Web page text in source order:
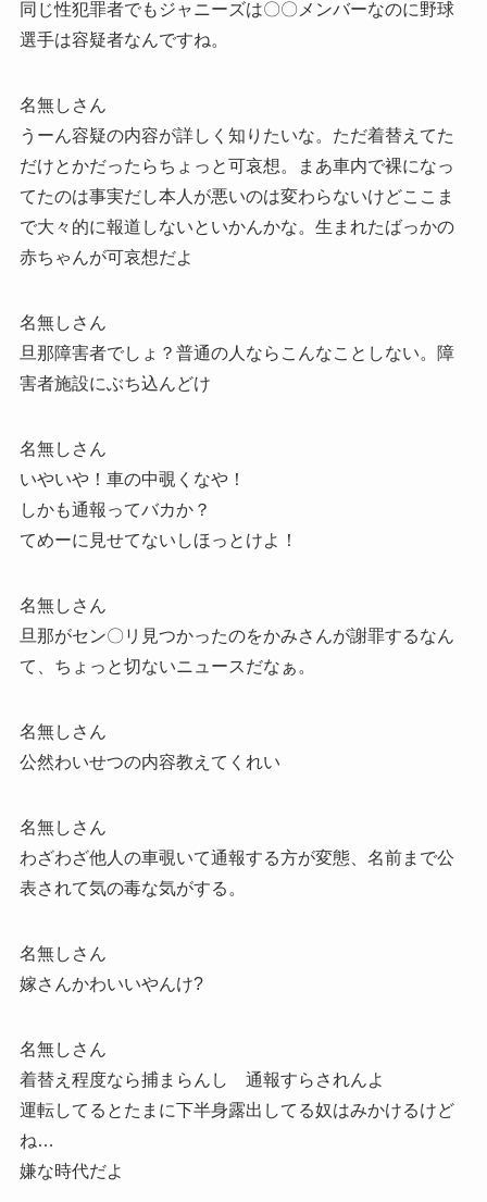
同じ性犯罪者でもジャニーズは〇〇メンバーなのに野球
選手は容疑者なんですね。
名無しさん
うーん容疑の内容が詳しく知りたいな。ただ着替えてた
だけとかだったらちょっと可哀想。まあ車内で裸になっ
てたのは事実だし本人が悪いのは変わらないけどここま
で大々的に報道しないといかんかな。生まれたばっかの
赤ちゃんが可哀想だよ
名無しさん
旦那障害者でしょ？普通の人ならこんなことしない。障
害者施設にぶち込んどけ
名無しさん
いやいや！車の中覗くなや！
しかも通報ってバカか？
てめーに見せてないしほっとけよ！
名無しさん
旦那がセン〇リ見つかったのをかみさんが謝罪するなん
て、ちょっと切ないニュースだなぁ。
名無しさん
公然わいせつの内容教えてくれい
名無しさん
わざわざ他人の車覗いて通報する方が変態、名前まで公
表されて気の毒な気がする。
名無しさん
嫁さんかわいいやんけ?
名無しさん
着替え程度なら捕まらんし 通報すらされんよ
運転してるとたまに下半身露出してる奴はみかけるけど
ね…
嫌な時代だよ